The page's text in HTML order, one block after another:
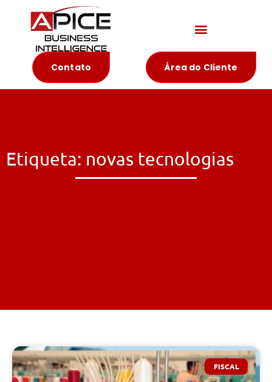
Contato Área do Cliente
Etiqueta: novas tecnologias
FISCAL